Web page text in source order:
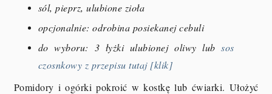
sól, pieprz, ulubione zioła
opcjonalnie: odrobina posiekanej cebuli
do wyboru: 3 łyżki ulubionej oliwy lubsos
czosnkowy z przepisu tutaj [klik]
Pomidory i ogórki pokroić w kostkę lub ćwiarki. Ułożyć